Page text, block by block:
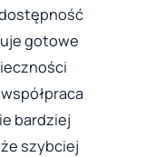
gotowe
bardziej
szybciej